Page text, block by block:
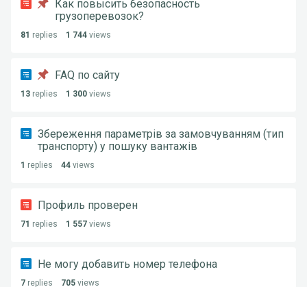
Как повысить безопасность
грузоперевозок?
81 replies 1 744 views
FAQ по сайту
13 replies 1 300 views
Збереження параметрів за замовчуванням (тип
транспорту) у пошуку вантажів
1 replies 44 views
Профиль проверен
71 replies 1 557 views
Не могу добавить номер телефона
7 replies 705 views